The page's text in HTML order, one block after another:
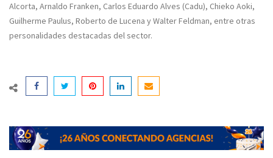
Alcorta, Arnaldo Franken, Carlos Eduardo Alves (Cadu), Chieko Aoki,
Guilherme Paulus, Roberto de Lucena y Walter Feldman, entre otras
personalidades destacadas del sector.